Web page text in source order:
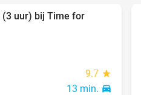
(3 uur) bij Time for
9.7 star
13 min. directions_car